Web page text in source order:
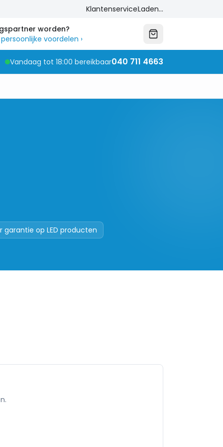
KlantenserviceLaden...
worden?
voordelen ›
Vandaag tot 18:00 bereikbaar040 711 4663
garantie op LED producten